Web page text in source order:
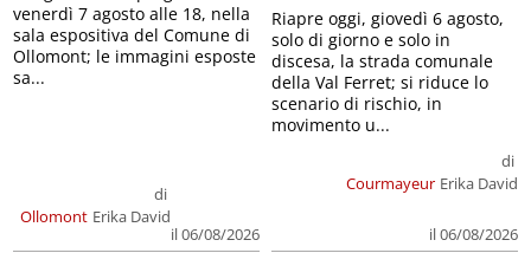
Ollomont
di
Erika David
il 06/08/2026
venerdì 7 agosto alle 18, nella
sala espositiva del Comune di
Ollomont; le immagini esposte
sa...
Courmayeur
di
Erika David
il 06/08/2026
Riapre oggi, giovedì 6 agosto,
solo di giorno e solo in
discesa, la strada comunale
della Val Ferret; si riduce lo
scenario di rischio, in
movimento u...